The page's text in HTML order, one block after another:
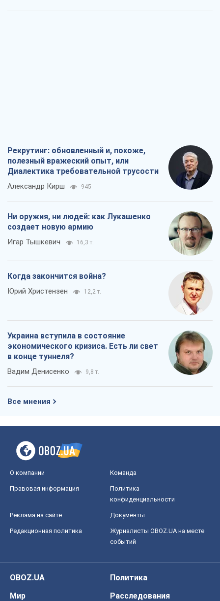
Рекрутинг: обновленный и, похоже,
полезный вражеский опыт, или
Диалектика требовательной трусости
Александр Кирш 945
Ни оружия, ни людей: как Лукашенко
создает новую армию
Игар Тышкевич 16,3 т.
Когда закончится война?
Юрий Христензен 12,2 т.
Украина вступила в состояние
экономического кризиса. Есть ли свет
в конце туннеля?
Вадим Денисенко 9,8 т.
Все мнения
О компании Команда
Правовая информация
Политика
конфиденциальности
Реклама на сайте Документы
Редакционная политика
Журналисты OBOZ.UA на месте
событий
OBOZ.UA
Политика
Мир
Расследования